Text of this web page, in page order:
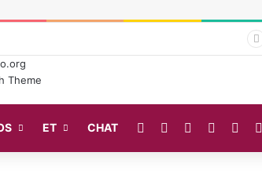
ET CHAT FacebookYouTubeInstagram